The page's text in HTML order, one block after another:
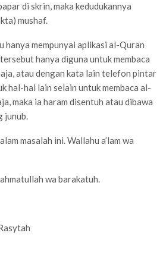
di skrin, maka kedudukannya
mushaf.
mempunyai aplikasi al-Quran
hanya diguna untuk membaca
atau dengan kata lain telefon pintar
hal-hal lain selain untuk membaca al-
maka ia haram disentuh atau dibawa
junub.
masalah ini. Wallahu a’lam wa
wa barakatuh.